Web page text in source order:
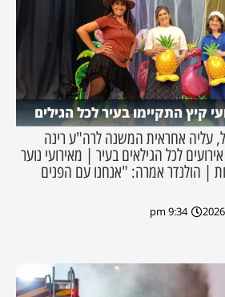
קיץ התקיימו בעיר לכל הגילים
עליה אחראית המשנה לרה"ע רינה
לכל הגילאים בעיר | מאירועי נוער
| הולנדר אמרה: "אנחנו עם הפנים
9:34 pm